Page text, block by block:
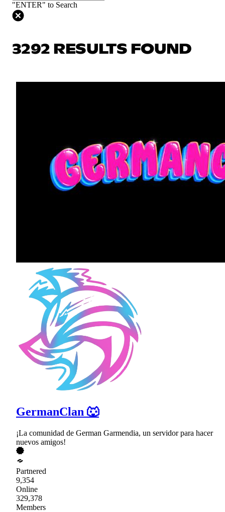
"ENTER" to Search
3292 RESULTS FOUND
GermanClan 🐺
¡La comunidad de German Garmendia, un servidor para hacer
nuevos amigos!
Partnered
9,354
Online
329,378
Members